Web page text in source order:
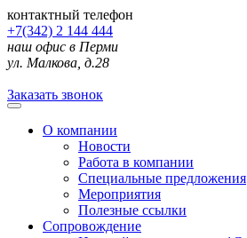
контактный телефон
+7(342) 2 144 444
наш офис в Перми
ул. Малкова, д.28
Заказать звонок
О компании
Новости
Работа в компании
Специальные предложения
Мероприятия
Полезные ссылки
Сопровождение